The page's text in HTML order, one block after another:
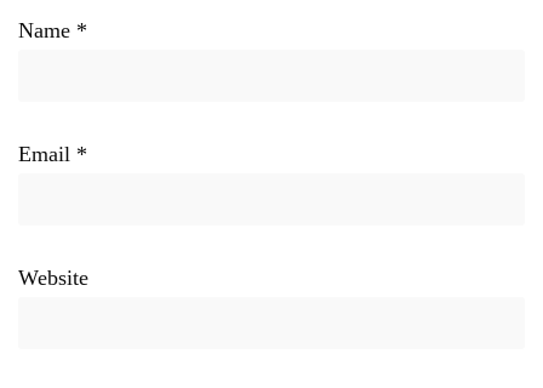
Name *
Email *
Website